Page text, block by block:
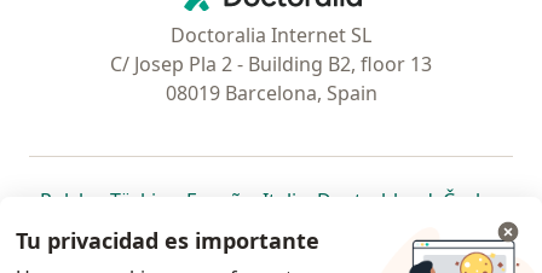
Doctoralia Internet SL
C/ Josep Pla 2 - Building B2, floor 13
08019 Barcelona, Spain
Polska se abre en una nueva pestaña
Türkiye se abre en una nueva pestaña
España se abre en una nueva pestaña
Italia se abre en una nueva
Deutschlandse abre en
Česko
Portugal
se abre en una nueva pestaña
México se abre en una nueva pestaña
Chile se abre en una nueva pestaña
Brasil se abre en una nueva
se abre en
se
se abre en una nueva
Tu privacidad es importante